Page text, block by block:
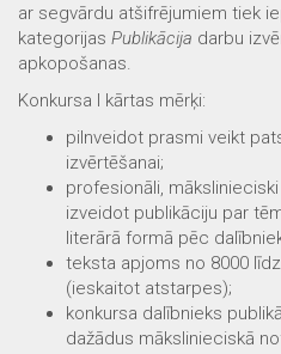
ar segvārdu atšifrējumiem tiek
kategorijas Publikācija darbu
apkopošanas.
Konkursa I kārtas mērķi:
pilnveidot prasmi veikt
izvērtēšanai;
profesionāli,
izveidot publikāciju par
literārā formā pēc
teksta apjoms no 8000
(ieskaitot atstarpes);
konkursa dalībnieks
dažādus mākslinieciskā